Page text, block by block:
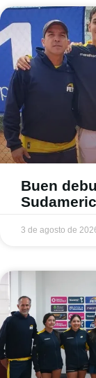
Buen
3 de agosto de